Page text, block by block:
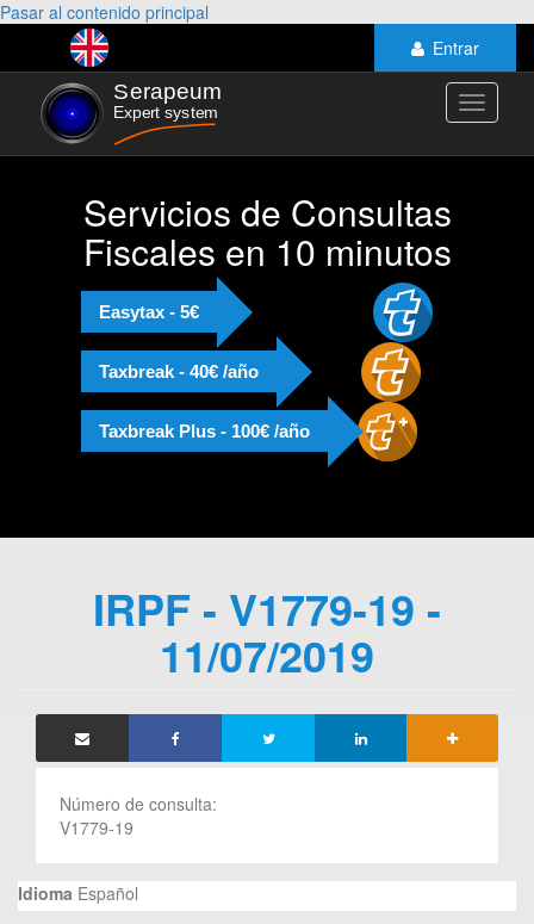
Pasar al contenido principal
Entrar
Toggle
Servicios de Consultas
Fiscales en 10 minutos
Easytax - 5€
Taxbreak - 40€ /año
Taxbreak Plus - 100€ /año
IRPF - V1779-19 -
11/07/2019
Número de consulta:
V1779-19
Idioma Español